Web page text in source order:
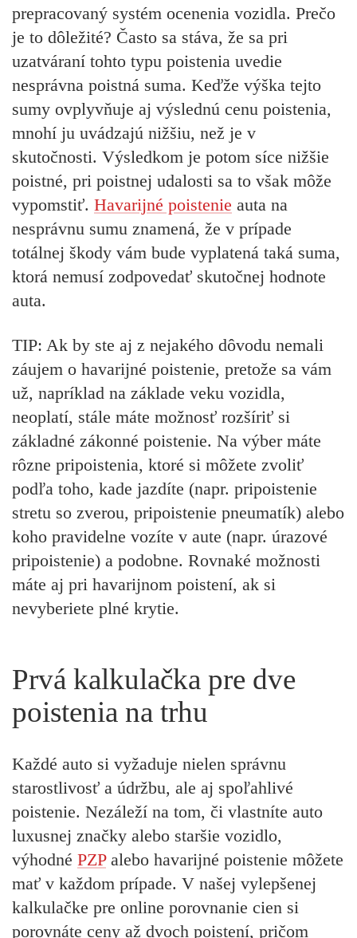
prepracovaný systém ocenenia vozidla. Prečo
je to dôležité? Často sa stáva, že sa pri
uzatváraní tohto typu poistenia uvedie
nesprávna poistná suma. Keďže výška tejto
sumy ovplyvňuje aj výslednú cenu poistenia,
mnohí ju uvádzajú nižšiu, než je v
skutočnosti. Výsledkom je potom síce nižšie
poistné, pri poistnej udalosti sa to však môže
vypomstiť. Havarijné poistenie auta na
nesprávnu sumu znamená, že v prípade
totálnej škody vám bude vyplatená taká suma,
ktorá nemusí zodpovedať skutočnej hodnote
auta.
TIP: Ak by ste aj z nejakého dôvodu nemali
záujem o havarijné poistenie, pretože sa vám
už, napríklad na základe veku vozidla,
neoplatí, stále máte možnosť rozšíriť si
základné zákonné poistenie. Na výber máte
rôzne pripoistenia, ktoré si môžete zvoliť
podľa toho, kade jazdíte (napr. pripoistenie
stretu so zverou, pripoistenie pneumatík) alebo
koho pravidelne vozíte v aute (napr. úrazové
pripoistenie) a podobne. Rovnaké možnosti
máte aj pri havarijnom poistení, ak si
nevyberiete plné krytie.
Prvá kalkulačka pre dve
poistenia na trhu
Každé auto si vyžaduje nielen správnu
starostlivosť a údržbu, ale aj spoľahlivé
poistenie. Nezáleží na tom, či vlastníte auto
luxusnej značky alebo staršie vozidlo,
výhodné PZPalebo havarijné poistenie môžete
mať v každom prípade. V našej vylepšenej
kalkulačke pre online porovnanie cien si
porovnáte ceny až dvoch poistení, pričom